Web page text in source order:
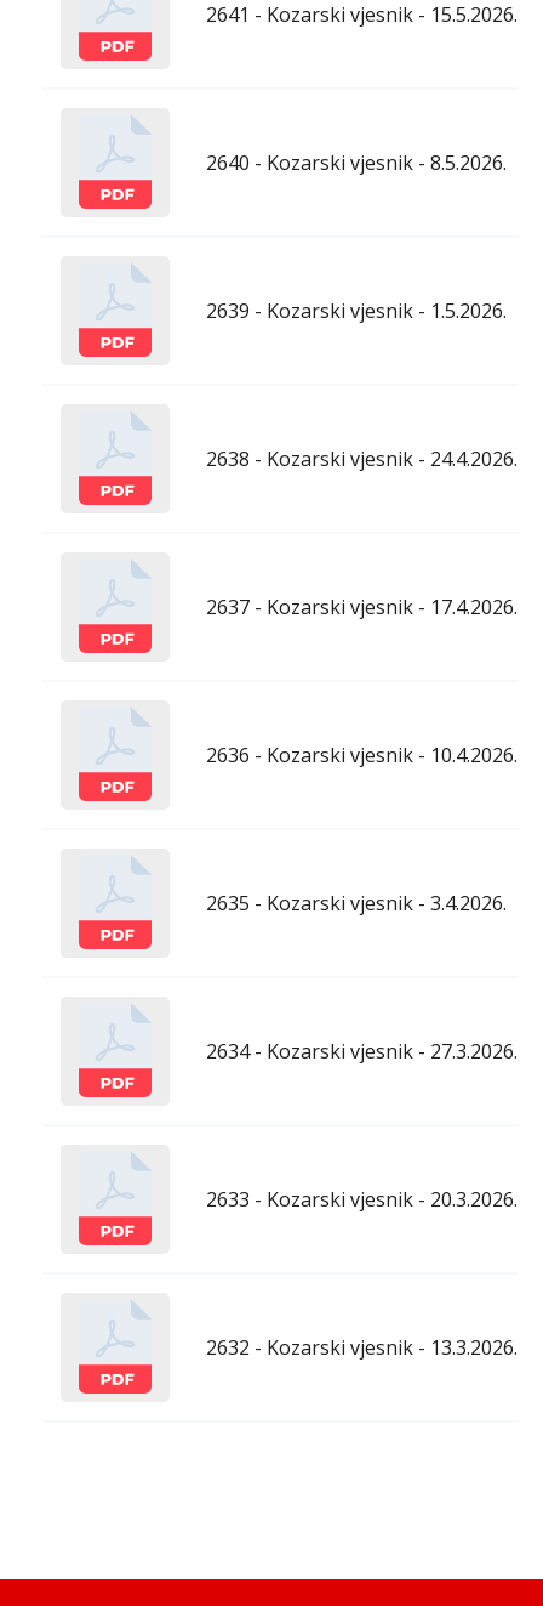
2641 - Kozarski vjesnik - 15.5.2026.
2640 - Kozarski vjesnik - 8.5.2026.
2639 - Kozarski vjesnik - 1.5.2026.
2638 - Kozarski vjesnik - 24.4.2026.
2637 - Kozarski vjesnik - 17.4.2026.
2636 - Kozarski vjesnik - 10.4.2026.
2635 - Kozarski vjesnik - 3.4.2026.
2634 - Kozarski vjesnik - 27.3.2026.
2633 - Kozarski vjesnik - 20.3.2026.
2632 - Kozarski vjesnik - 13.3.2026.